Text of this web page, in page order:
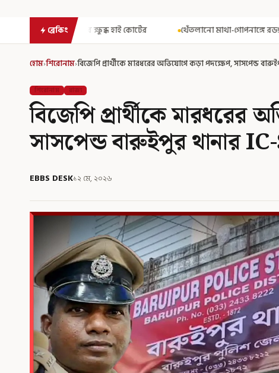
ব্রেকিং
হাই কোর্টের থেঁতলানো মাথা-গোপনাঙ্গে রড! বিজেপিশাসিত অসমে
হোম›শিরোনাম›বিজেপি প্রার্থীকে মারধরের অভিযোগে কড়া পদক্ষেপ, সাসপেন্ড
শিরোনাম রাজ্য
বিজেপি প্রার্থীকে
সাসপেন্ড বারুইপুর থানার
EBBS DESK১২ মে, ২০২৬